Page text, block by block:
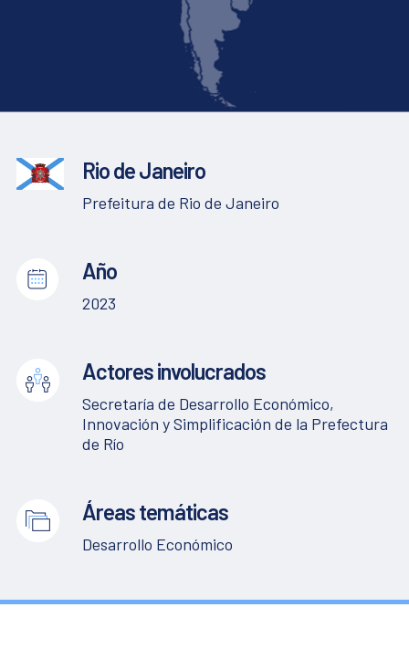
Rio de Janeiro
Prefeitura de Rio de Janeiro
Año
2023
Actores involucrados
Secretaría de Desarrollo Económico,
Innovación y Simplificación de la Prefectura
de Río
Áreas temáticas
Desarrollo Económico